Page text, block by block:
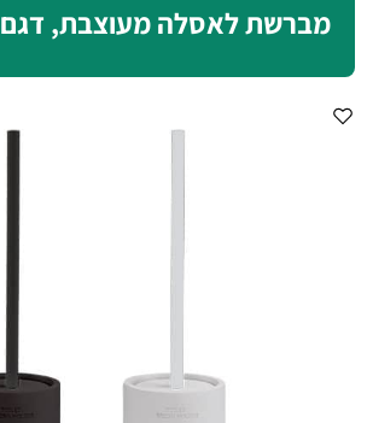
מברשת לאסלה מעוצבת, דגם LU30